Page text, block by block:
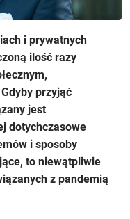
i prywatnych
ilość razy
przyjąć
jest
dotychczasowe
i sposoby
to niewątpliwie
z pandemią